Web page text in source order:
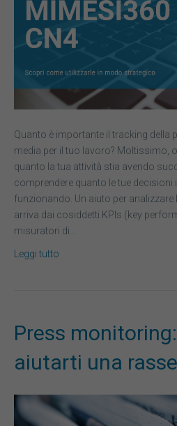
Quanto è importante il tracking della
media per il tuo lavoro? Moltissimo,
quanto la tua attività stia avendo
comprendere quanto le tue
funzionando. Un aiuto per analizzare
arriva dai cosiddetti KPIs (key
misuratori di…
Leggi tutto
Press
aiutarti una